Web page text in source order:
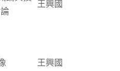
王興國
王興國